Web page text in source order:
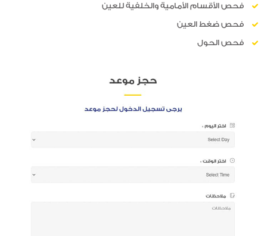
فحص الأقسام الأمامية والخلفية للعين
فحص ضغط العين
فحص الحول